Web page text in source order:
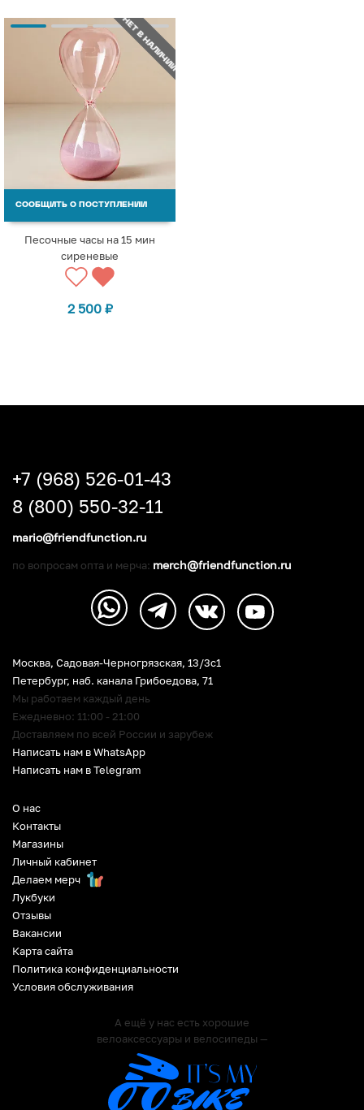
НЕТ В НАЛИЧИИ
СООБЩИТЬ О ПОСТУПЛЕНИИ
Песочные часы на 15 мин
сиреневые
2 500 ₽
О нас
Контакты
Магазины
Личный кабинет
Делаем мерч
Лукбуки
Отзывы
Вакансии
Карта сайта
Политика конфиденциальности
Условия обслуживания
А ещё у нас есть хорошие
велоаксессуары и велосипеды —
Москва, Садовая-Черногрязская, 13/3c1
Петербург, наб. канала Грибоедова, 71
Мы работаем каждый день
Ежедневно: 11:00 - 21:00
Доставляем по всей России и зарубеж
Написать нам в WhatsApp
Написать нам в Telegram
+7 (968) 526-01-43
8 (800) 550-32-11
mario@friendfunction.ru
по вопросам опта и мерча: merch@friendfunction.ru